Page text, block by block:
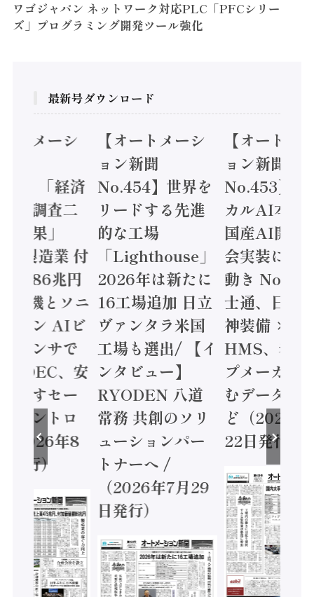
ワゴジャパン ネットワーク対応PLC「PFCシリー
ズ」プログラミング開発ツール強化
最新号ダウンロード
トメーシ
】「経済
態調査二
結果」
年製造業 付
額86兆円
電機とソニ
コン AIビ
センサで
/ IDEC、安
かすセー
コントロ
2026年8
発行）
【オートメーシ
ョン新聞
No.454】世界を
リードする先進
的な工場
「Lighthouse」
2026年は新たに
16工場追加 日立
ヴァンタラ米国
工場も選出/ 【イ
ンタビュー】
RYODEN 八道
常務 共創のソリ
ューションパー
トナーへ /
（2026年7月29
日発行）
【オートメ
ョン新聞
No.453】フ
カルAI本格
国産AI開発
会実装に活
動き
士通、日立
神装備 ×
HMS、老舗
プメーカー
むデータ活
ど（2026年
22日発行）